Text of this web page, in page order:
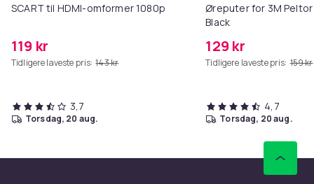
SCART til HDMI-omformer 1080p
119 kr
Tidligere laveste pris: 143 kr
3,7
torsdag, 20 aug.
Øreputer for 3M Peltor
Black
129 kr
Tidligere laveste pris: 159 kr
4,7
torsdag, 20 aug.